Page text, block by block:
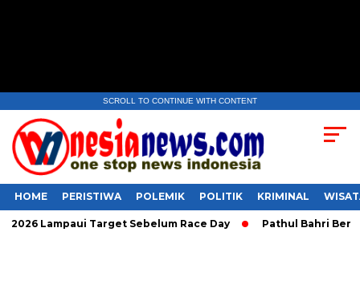
SCROLL TO CONTINUE WITH CONTENT
HOME PERISTIWA POLEMIK POLITIK KRIMINAL
Target Sebelum Race Day Pathul Bahri Berpeluang